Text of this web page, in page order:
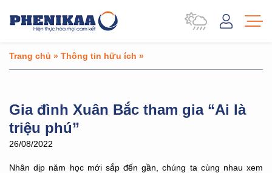
Trang chủ » Thông tin hữu ích »
Gia đình Xuân Bắc tham gia “Ai là
triệu phú”
26/08/2022
Nhân dịp năm học mới sắp đến gần, chúng ta cùng nhau xem